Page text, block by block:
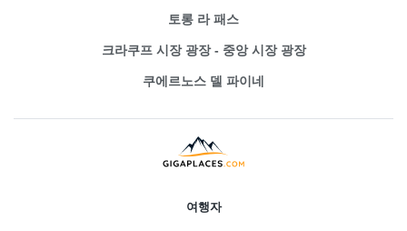
토롱 라 패스
크라쿠프 시장 광장 - 중앙 시장 광장
쿠에르노스 델 파이네
여행자